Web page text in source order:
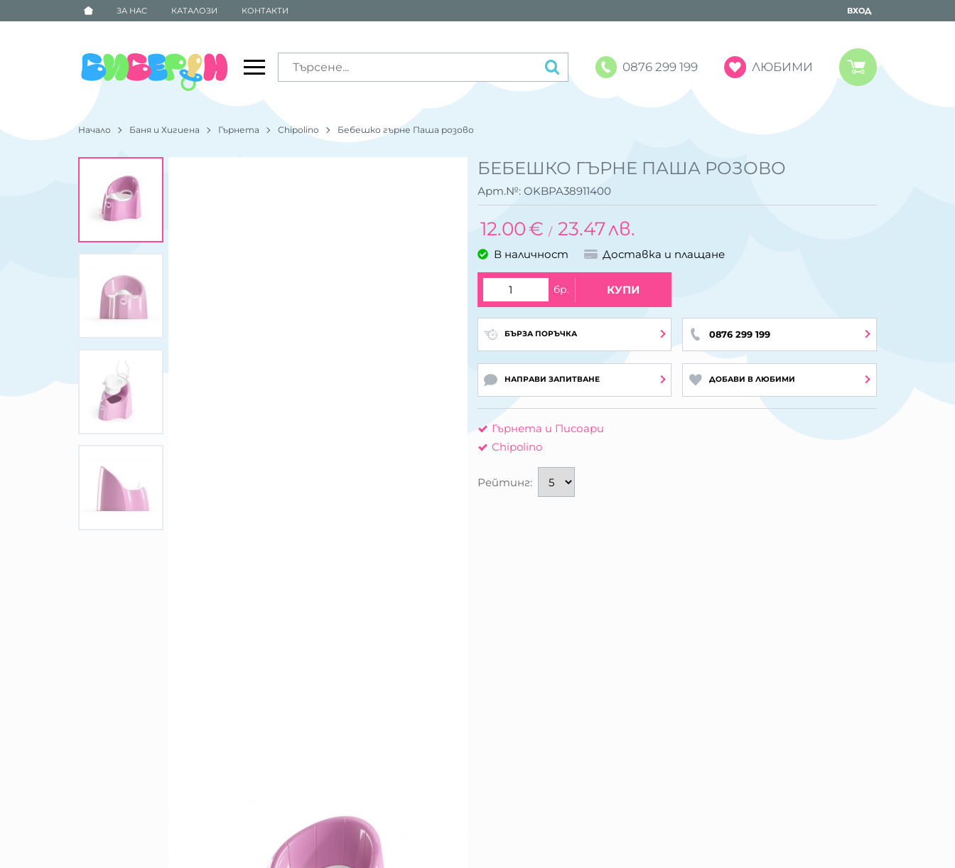
ЗА НАС КАТАЛОЗИ КОНТАКТИ ВХОД
0876 299 199 ЛЮБИМИ
Начало Баня и Хигиена Гърнета Chipolino Бебешко гърне Паша розово
БЕБЕШКО ГЪРНЕ ПАША РОЗОВО
Арт.№: OKBPA38911400
12.00€ / 23.47лв.
В наличност Доставка и плащане
бр. КУПИ
БЪРЗА ПОРЪЧКА 0876 299 199
НАПРАВИ ЗАПИТВАНЕ ДОБАВИ В ЛЮБИМИ
Гърнета и Писоари
Chipolino
Рейтинг: